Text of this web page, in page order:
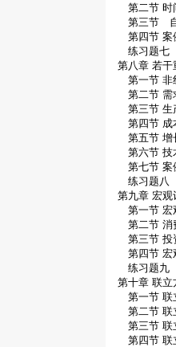
第二节 时
第三节 自
第四节 案
练习题七
第八章 若干
第一节 非
第二节 需
第三节 生
第四节 成
第五节 增
第六节 技
第七节 案
练习题八
第九章 宏观
第一节 宏
第二节 消
第三节 投
第四节 宏
练习题九
第十章 联立
第一节 联
第二节 联
第三节 联
第四节 联